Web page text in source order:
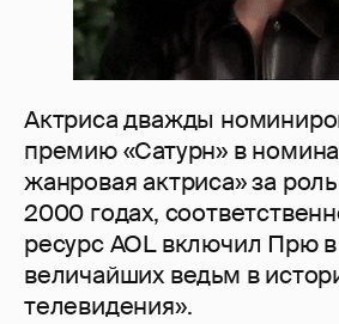
Актриса дважды
премию «Сатурн» в
жанровая актриса» за
2000 годах,
ресурс AOL включил Прю в
величайших ведьм в
телевидения».